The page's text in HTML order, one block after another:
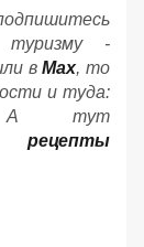
-
вМах, то
и туда:
тут
рецепты